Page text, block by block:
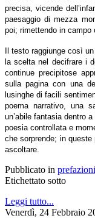
precisa, vicende
paesaggio di mezza
poi; rimettendo in campo
Il testo raggiunge così
la scelta nel decifrare i
continue precipitose
sulla pagina con una
lusinghe di facili
poema narrativo, una
un’abile fantasia dentro
poesia controllata e
che sorprende; in
ascoltare.
Pubblicato in
Etichettato sotto
Leggi tutto...
Venerdì, 24 Febbraio